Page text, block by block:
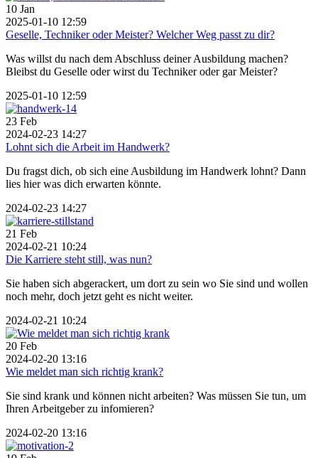
10 Jan
2025-01-10 12:59
Geselle, Techniker oder Meister? Welcher Weg passt zu dir?
Was willst du nach dem Abschluss deiner Ausbildung machen?
Bleibst du Geselle oder wirst du Techniker oder gar Meister?
2025-01-10 12:59
23 Feb
2024-02-23 14:27
Lohnt sich die Arbeit im Handwerk?
Du fragst dich, ob sich eine Ausbildung im Handwerk lohnt? Dann
lies hier was dich erwarten könnte.
2024-02-23 14:27
21 Feb
2024-02-21 10:24
Die Karriere steht still, was nun?
Sie haben sich abgerackert, um dort zu sein wo Sie sind und wollen
noch mehr, doch jetzt geht es nicht weiter.
2024-02-21 10:24
20 Feb
2024-02-20 13:16
Wie meldet man sich richtig krank?
Sie sind krank und können nicht arbeiten? Was müssen Sie tun, um
Ihren Arbeitgeber zu infomieren?
2024-02-20 13:16